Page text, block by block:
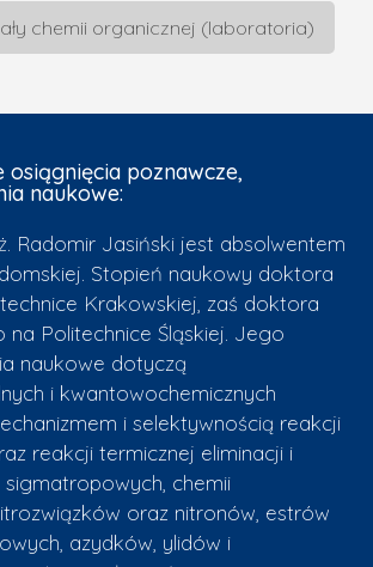
chemii organicznej (laboratoria)
osiągnięcia poznawcze,
naukowe:
Radomir Jasiński jest absolwentem
Stopień naukowy doktora
Krakowskiej, zaś doktora
na Politechnice Śląskiej. Jego
naukowe dotyczą
i kwantowochemicznych
i selektywnością reakcji
reakcji termicznej eliminacji i
chemii
oraz nitronów, estrów
azydków, ylidów i